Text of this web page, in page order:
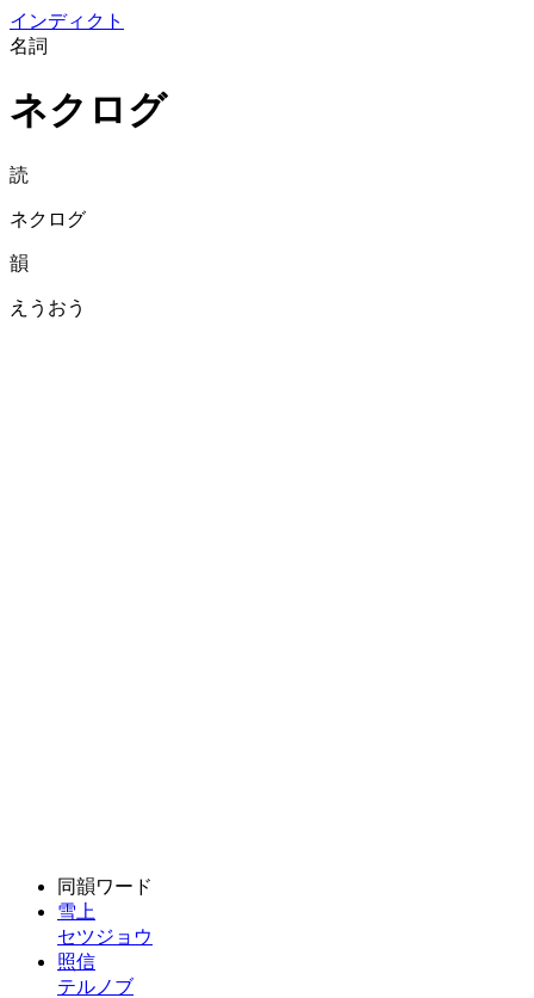
インディクト
名詞
ネクログ
読
ネクログ
韻
えうおう
同韻ワード
雪上
セツジョウ
照信
テルノブ